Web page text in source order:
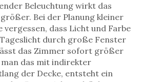
Beleuchtung wirkt das
Bei der Planung kleiner
vergessen, dass Licht und Farbe
durch große Fenster
das Zimmer sofort größer
das mit indirekter
der Decke, entsteht ein